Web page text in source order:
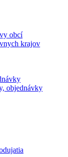
obcí
krajov
objednávky